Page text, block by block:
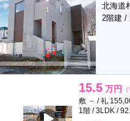
北海道
2階建 /
15.5 万円
敷 － / 礼
1階 / 3LDK /